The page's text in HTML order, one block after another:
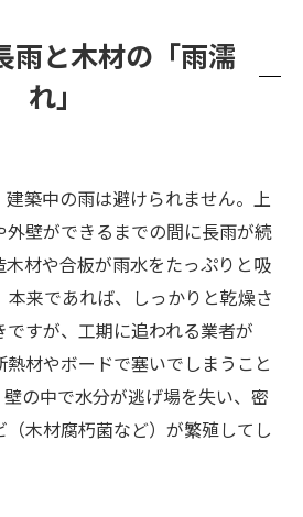
・施工不良トラブル相談室 ❓
ビトラブルは、科学の目と建
雨と木材の「雨濡
れ」
築中の雨は避けられません。上
壁ができるまでの間に長雨が続
木材や合板が雨水をたっぷりと吸
本来であれば、しっかりと乾燥さ
すが、工期に追われる業者が
熱材やボードで塞いでしまうこと
の中で水分が逃げ場を失い、密
木材腐朽菌など）が繁殖してし